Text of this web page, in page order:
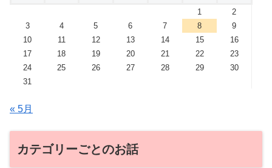
1
2
3
4 5 6 7 8
9
10
11 12 13 14 15
16
17
18 19 20 21 22
23
24
25 26 27 28 29
30
31
« 5月
カテゴリーごとのお話